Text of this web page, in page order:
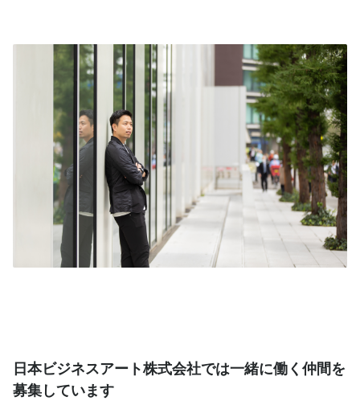
日本ビジネスアート株式会社では一緒に働く仲間を
募集しています